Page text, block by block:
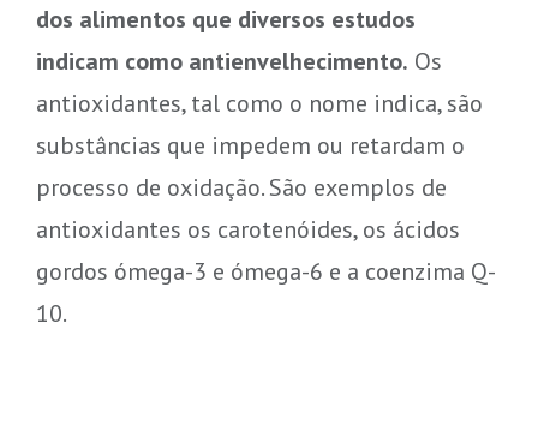
dos alimentos que diversos estudos
indicam como antienvelhecimento. Os
antioxidantes, tal como o nome indica, são
substâncias que impedem ou retardam o
processo de oxidação. São exemplos de
antioxidantes os carotenóides, os ácidos
gordos ómega-3 e ómega-6 e a coenzima Q-
10.